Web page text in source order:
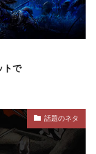
トで
話題のネタ